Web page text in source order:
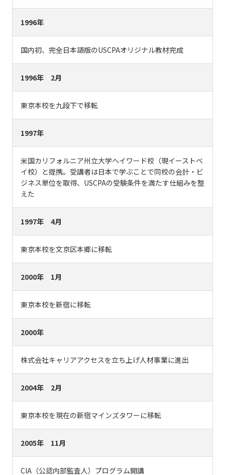
1996年
国内初、完全日本語版のUSCPAオリジナル教材完成
1996年 2月
東京本校を九段下で移転
1997年
米国カリフォルニア州立大学ヘイワード校（現イーストベ
イ校）と提携。受講者は日本で学ぶことで同校の会計・ビ
ジネス単位を取得、USCPAの受験条件を満たす仕組みを整
えた
1997年 4月
東京本校を文京区本郷に移転
2000年 1月
東京本校を新宿に移転
2000年
株式会社キャリアアクセスを立ち上げ人材事業に進出
2004年 2月
東京本校を現在の新宿マインズタワーに移転
2005年 11月
CIA（公認内部監査人）プログラム開講